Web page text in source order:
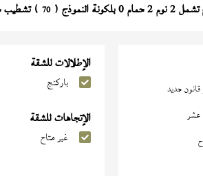
70 ) تشطيب خاص
قانون جديد
عشر
الإطلالات للشقة
باركنج
الإتجاهات للشقة
غير متاح